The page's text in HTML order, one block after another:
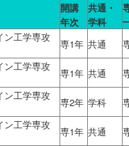
開講
年次
共通・
学科
ン工学専攻
専1年 共通
ン工学専攻
専1年 共通
ン工学専攻
専2年 学科
ン工学専攻
専1年 共通